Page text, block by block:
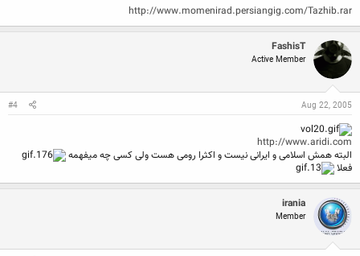
http://www.momenirad.persiangig.com/Tazhib.rar
FashisT
Active Member
Aug 22, 2005
#4
http://www.aridi.com
البته همش اسلامی و ایرانی نیست و اکثرا رومی هست ولی کسی چه میفهمه
فعلا
irania
Member